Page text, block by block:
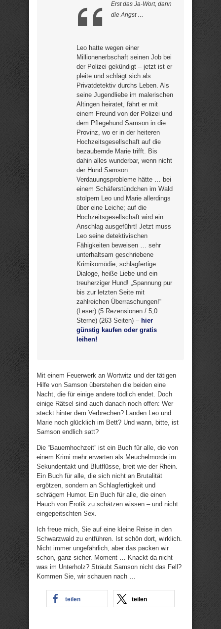
Erst das Ja-Wort, dann
die Angst …
Leo hatte wegen einer
Millionenerbschaft seinen Job bei
der Polizei gekündigt – jetzt ist er
pleite und schlägt sich als
Privatdetektiv durchs Leben. Als
seine Jugendliebe im malerischen
Altingen heiratet, fährt er mit
einem Freund von der Polizei und
dem Pflegehund Samson in die
Provinz, wo er in der heiteren
Hochzeitsgesellschaft auf die
bezaubernde Marie trifft. Bis
dahin alles wunderbar, wenn nicht
der Hund Samson
Verdauungsprobleme hätte … bei
einem Schäferstündchen im Wald
stolpern Leo und Marie allerdings
über eine Leiche; auf die
Hochzeitsgesellschaft wird ein
Anschlag ausgeführt! Jetzt muss
Leo seine detektivischen
Fähigkeiten beweisen … sehr
unterhaltsam geschriebene
Krimikomödie, schlagfertige
Dialoge, heiße Liebe und ein
treuherziger Hund! „Spannung pur
bis zur letzten Seite mit
zahlreichen Überraschungen!“
(Leser) (5 Rezensionen / 5,0
Sterne) (263 Seiten) – hier
günstig kaufen oder gratis
leihen!
Mit einem Feuerwerk an Wortwitz und der tätigen
Hilfe von Samson überstehen die beiden eine
Nacht, die für einige andere tödlich endet. Doch
einige Rätsel sind auch danach noch offen: Wer
steckt hinter dem Verbrechen? Landen Leo und
Marie noch glücklich im Bett? Und wann, bitte, ist
Samson endlich satt?
Die “Bauernhochzeit” ist ein Buch für alle, die von
einem Krimi mehr erwarten als Meuchelmorde im
Sekundentakt und Blutflüsse, breit wie der Rhein.
Ein Buch für alle, die sich nicht an Brutalität
ergötzen, sondern an Schlagfertigkeit und
schrägem Humor. Ein Buch für alle, die einen
Hauch von Erotik zu schätzen wissen – und nicht
eingepeitschten Sex.
Ich freue mich, Sie auf eine kleine Reise in den
Schwarzwald zu entführen. Ist schön dort, wirklich.
Nicht immer ungefährlich, aber das packen wir
schon, ganz sicher. Moment … Knackt da nicht
was im Unterholz? Sträubt Samson nicht das Fell?
Kommen Sie, wir schauen nach …
teilen teilen